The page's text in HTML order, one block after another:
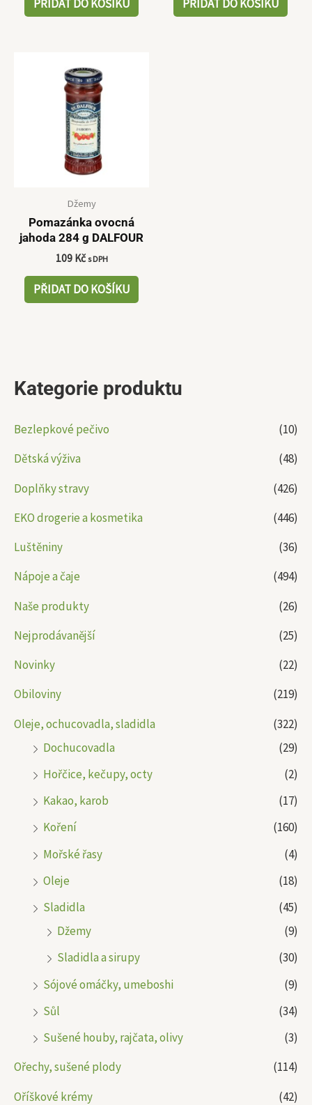
Kategorie produktu
Bezlepkové pečivo
(10)
Dětská výživa
(48)
Doplňky stravy
(426)
EKO drogerie a kosmetika
(446)
Luštěniny
(36)
Nápoje a čaje
(494)
Naše produkty
(26)
Nejprodávanější
(25)
Novinky
(22)
Obiloviny
(219)
Oleje, ochucovadla, sladidla
(322)
Dochucovadla
(29)
Hořčice, kečupy, octy
(2)
Kakao, karob
(17)
Koření
(160)
Mořské řasy
(4)
Oleje
(18)
Sladidla
(45)
Džemy
(9)
Sladidla a sirupy
(30)
Sójové omáčky, umeboshi
(9)
Sůl
(34)
Sušené houby, rajčata, olivy
(3)
Ořechy, sušené plody
(114)
Oříškové krémy
(42)
PŘIDAT DO KOŠÍKU PŘIDAT DO KOŠÍKU
Džemy
Pomazánka ovocná
jahoda 284 g DALFOUR
109 Kč s DPH
PŘIDAT DO KOŠÍKU